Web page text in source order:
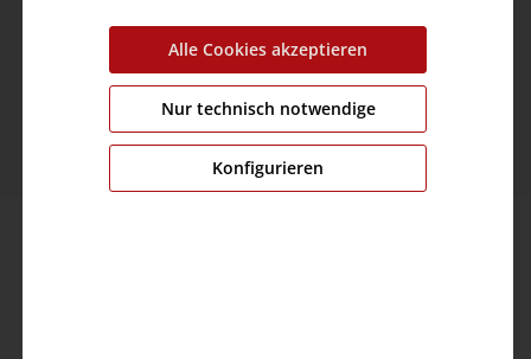
© 2026 TIMEZONE GmbH
* Alle Preise inkl. gesetzl. Mehrwertsteuer zzgl.
Versandkostenund ggf. Nachnahmegebühren, wenn
nicht anders angegeben.
Alle Cookies akzeptieren
Nur technisch notwendige
Konfigurieren